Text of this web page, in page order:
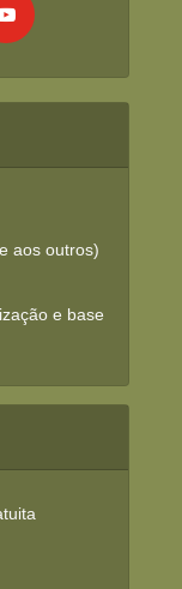
aos outros)
e base